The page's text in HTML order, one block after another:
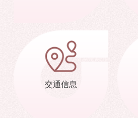
交通信息